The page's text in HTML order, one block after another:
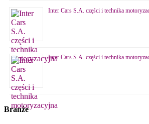
Inter Cars S.A. części i technika
Inter Cars S.A. części i technika
Branże